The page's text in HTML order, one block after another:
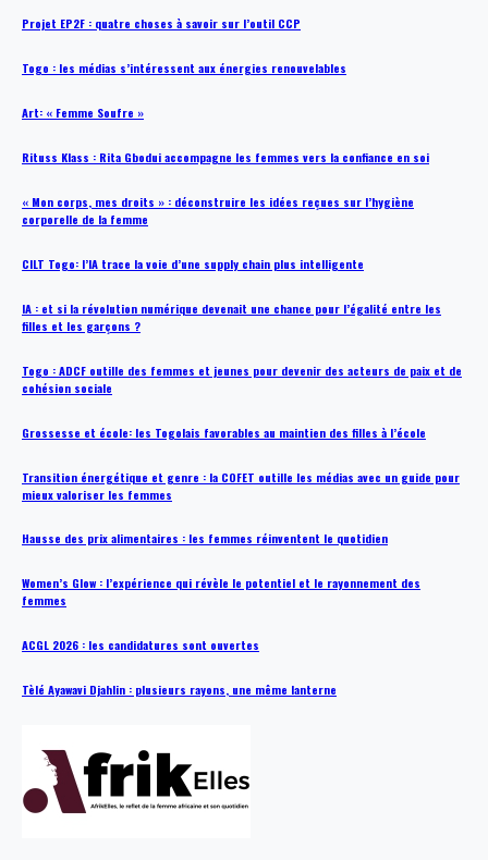
Projet EP2F : quatre choses à savoir sur l’outil CCP
Togo : les médias s’intéressent aux énergies renouvelables
Art: « Femme Soufre »
Rituss Klass : Rita Gbodui accompagne les femmes vers la confiance en soi
« Mon corps, mes droits » : déconstruire les idées reçues sur l’hygiène
corporelle de la femme
CILT Togo: l’IA trace la voie d’une supply chain plus intelligente
IA : et si la révolution numérique devenait une chance pour l’égalité entre les
filles et les garçons ?
Togo : ADCF outille des femmes et jeunes pour devenir des acteurs de paix et de
cohésion sociale
Grossesse et école: les Togolais favorables au maintien des filles à l’école
Transition énergétique et genre : la COFET outille les médias avec un guide pour
mieux valoriser les femmes
Hausse des prix alimentaires : les femmes réinventent le quotidien
Women’s Glow : l’expérience qui révèle le potentiel et le rayonnement des
femmes
ACGL 2026 : les candidatures sont ouvertes
Tèlé Ayawavi Djahlin : plusieurs rayons, une même lanterne